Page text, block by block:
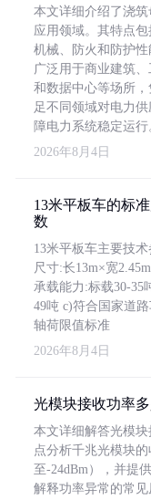
本文详细介绍了浇
应用领域。其特点包
机械、防火和防护性
广泛用于商业建筑
和数据中心等场所
足不同领域对电力
障电力系统稳定运行
2026年8月4日
13米平板车的标
数
13米平板车主要技
尺寸:长13m×宽
承载能力:标载30-35
49吨 c)符合国家道
轴荷限值标准
2026年8月4日
光模块接收功率
本文详细解答光模
点分析千兆光模块
至-24dBm），并提
解释功率异常的常